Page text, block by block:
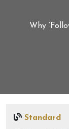
Why
Standard